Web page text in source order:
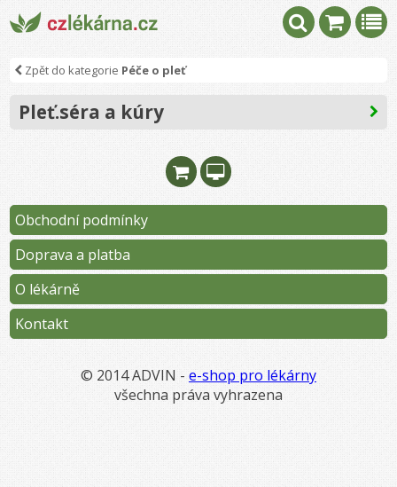
Zpět do kategorie Péče o pleť
Pleť.séra a kúry
Obchodní podmínky
Doprava a platba
O lékárně
Kontakt
© 2014 ADVIN - e-shop pro lékárny
všechna práva vyhrazena